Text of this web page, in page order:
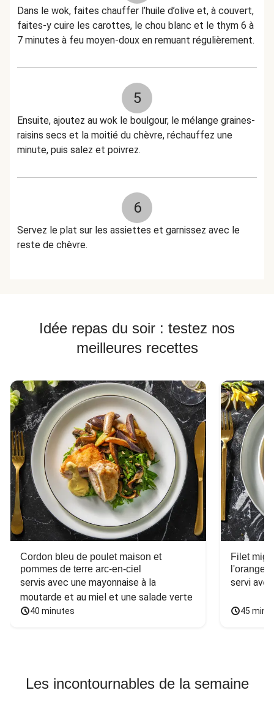
Dans le wok, faites chauffer l’huile d’olive et, à couvert,
faites-y cuire les carottes, le chou blanc et le thym 6 à
7 minutes à feu moyen-doux en remuant régulièrement.
5
Ensuite, ajoutez au wok le boulgour, le mélange graines-
raisins secs et la moitié du chèvre, réchauffez une
minute, puis salez et poivrez.
6
Servez le plat sur les assiettes et garnissez avec le
reste de chèvre.
Idée repas du soir : testez nos
meilleures recettes
Cordon bleu de poulet maison et
pommes de terre arc-en-ciel
servis avec une mayonnaise à la
moutarde et au miel et une salade verte
40 minutes
Filet
l'orange
servi
45
Les incontournables de la semaine